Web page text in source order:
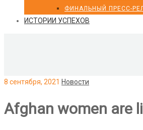
ФИНАЛЬНЫЙ ПРЕСС-
ИСТОРИИ УСПЕХОВ
8 сентября, 2021 Новости
Afghan women are